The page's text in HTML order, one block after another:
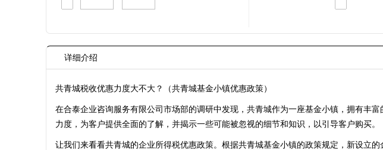
详细介绍
共青城税收优惠力度大不大？（共青城基金小镇优惠政策）
在合泰企业咨询服务有限公司市场部的调研中发现，共青城作为一座基金小镇，拥有丰
力度，为客户提供全面的了解，并揭示一些可能被忽视的细节和知识，以引导客户购买。
让我们来看看共青城的企业所得税优惠政策。根据共青城基金小镇的政策规定，新设立